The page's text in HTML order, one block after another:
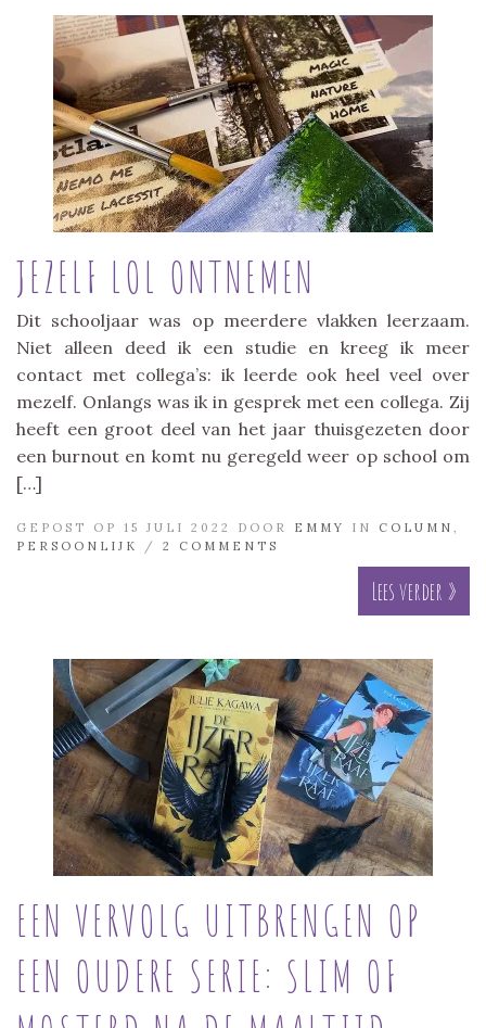
JEZELF LOL ONTNEMEN
Dit schooljaar was op meerdere vlakken leerzaam.
Niet alleen deed ik een studie en kreeg ik meer
contact met collega’s: ik leerde ook heel veel over
mezelf. Onlangs was ik in gesprek met een collega. Zij
heeft een groot deel van het jaar thuisgezeten door
een burnout en komt nu geregeld weer op school om
[…]
GEPOST OP 15 JULI 2022 DOOR EMMY IN COLUMN
PERSOONLIJK
/ 2 COMMENTS
Lees verder »
EEN VERVOLG UITBRENGEN OP
EEN OUDERE SERIE: SLIM OF